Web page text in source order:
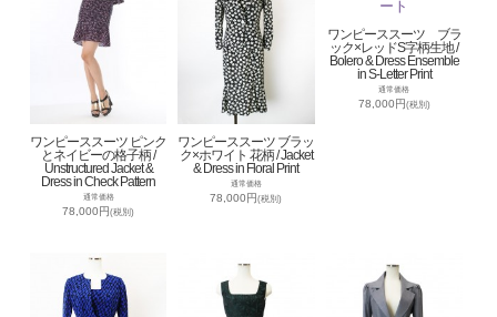
ワンピーススーツ ピンク
とネイビーの格子柄 /
Unstructured Jacket &
Dress in Check Pattern
通常価格
78,000円(税別)
ワンピーススーツ ブラッ
ク×ホワイト 花柄 / Jacket
& Dress in Floral Print
通常価格
78,000円(税別)
ワンピーススーツ ブラ
ック×レッドS字柄生地 /
Bolero & Dress Ensemble
in S-Letter Print
通常価格
78,000円 (税別)